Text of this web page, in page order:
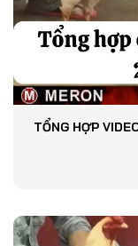
TỔNG HỢP